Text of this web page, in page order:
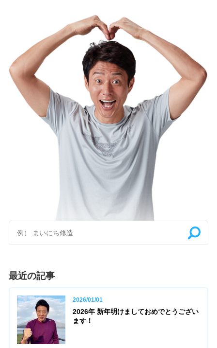
最近の記事
2026/01/01
2026年 新年明けましておめでとうござい
ます！